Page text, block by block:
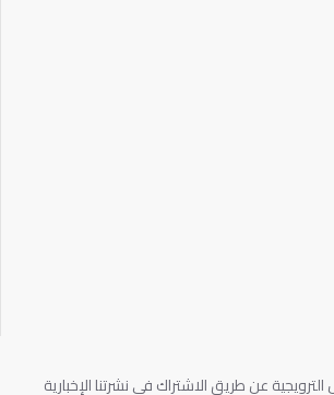
الترويجية عن طريق الاشتراك في نشرتنا الإخبارية